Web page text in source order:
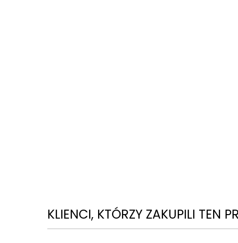
KLIENCI, KTÓRZY ZAKUPILI TEN